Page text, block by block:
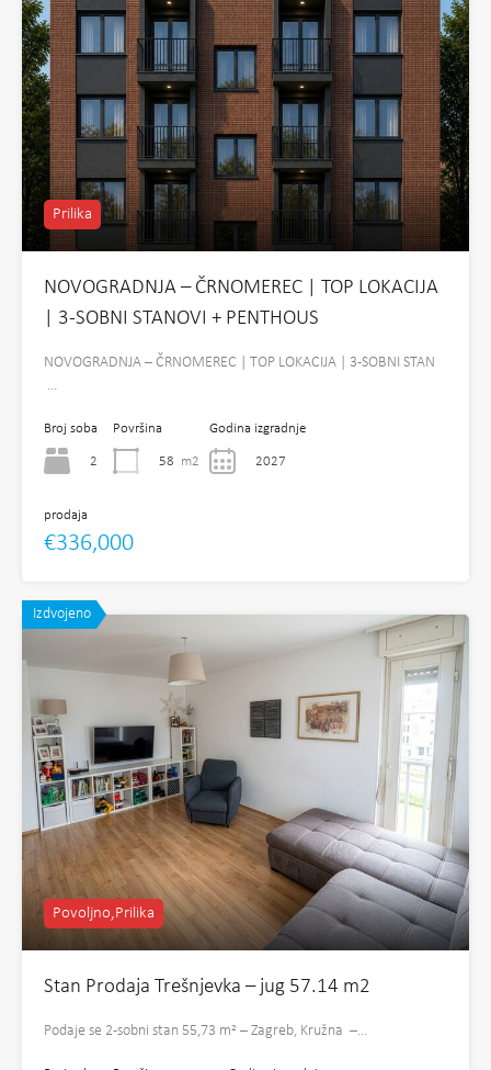
Prilika
NOVOGRADNJA – ČRNOMEREC | TOP LOKACIJA
| 3-SOBNI STANOVI + PENTHOUS
NOVOGRADNJA – ČRNOMEREC | TOP LOKACIJA | 3-SOBNI STAN
…
Broj soba
2
Površina
58 m2
Godina izgradnje
2027
prodaja
€336,000
Izdvojeno
Povoljno,Prilika
Stan Prodaja Trešnjevka – jug 57.14 m2
Podaje se 2-sobni stan 55,73 m² – Zagreb, Kružna –…